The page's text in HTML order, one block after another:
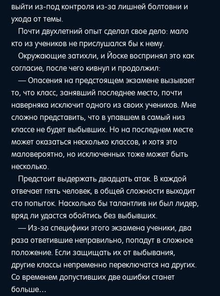
выйти из-под контроля из-за лишней болтовни и
ухода от темы.
Почти двухлетний опыт сделал свое дело: мало
кто из учеников не прислушался бы к нему.
Окружающие затихли, и Йоске воспринял это как
согласие, после чего кивнул и продолжил:
— Опасения на предстоящем экзамене вызывает
то, что класс, занявший последнее место, почти
наверняка исключит одного из своих учеников. Мне
сложно представить, что в упавшем в самый низ
классе не будет выбывших. Но на последнем месте
может оказаться несколько классов, и хотя это
маловероятно, но исключенных тоже может быть
несколько.
Предстоит выдержать двадцать атак. В каждой
отвечает пять человек, в общей сложности выходит
сто попыток. Насколько бы талантлив ни был лидер,
вряд ли удастся обойтись без выбывших.
— Из-за специфики этого экзамена ученики, два
раза ответившие неправильно, попадут в сложное
положение. Если защищать их от выбывания,
другие классы непременно переключатся на других.
Со временем допустивших две ошибки станет
больше…